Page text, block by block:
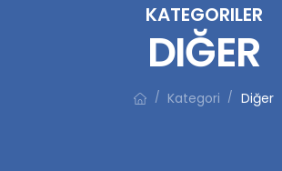
KATEGORILER
DIĞER
/ Kategori / Diğer